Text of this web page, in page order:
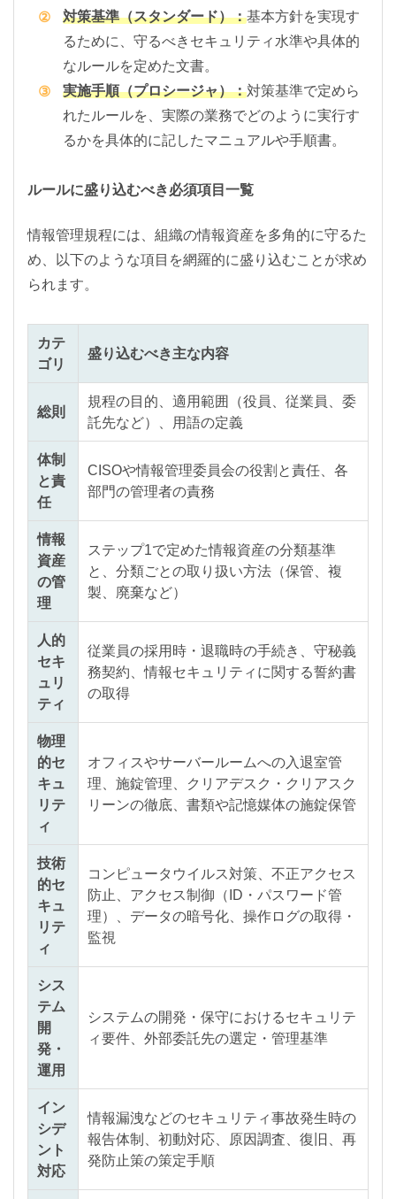
対策基準（スタンダード）：基本方針を実現す
るために、守るべきセキュリティ水準や具体的
なルールを定めた文書。
実施手順（プロシージャ）：対策基準で定めら
れたルールを、実際の業務でどのように実行す
るかを具体的に記したマニュアルや手順書。
ルールに盛り込むべき必須項目一覧
情報管理規程には、組織の情報資産を多角的に守るた
め、以下のような項目を網羅的に盛り込むことが求め
られます。
カテ
ゴリ
盛り込むべき主な内容
総則
規程の目的、適用範囲（役員、従業員、委
託先など）、用語の定義
体制
と責
任
CISOや情報管理委員会の役割と責任、各
部門の管理者の責務
情報
資産
の管
理
ステップ1で定めた情報資産の分類基準
と、分類ごとの取り扱い方法（保管、複
製、廃棄など）
人的
セキ
ュリ
ティ
従業員の採用時・退職時の手続き、守秘義
務契約、情報セキュリティに関する誓約書
の取得
物理
的セ
キュ
リテ
ィ
オフィスやサーバールームへの入退室管
理、施錠管理、クリアデスク・クリアスク
リーンの徹底、書類や記憶媒体の施錠保管
技術
的セ
キュ
リテ
ィ
コンピュータウイルス対策、不正アクセス
防止、アクセス制御（ID・パスワード管
理）、データの暗号化、操作ログの取得・
監視
シス
テム
開
発・
運用
システムの開発・保守におけるセキュリテ
ィ要件、外部委託先の選定・管理基準
イン
シデ
ント
対応
情報漏洩などのセキュリティ事故発生時の
報告体制、初動対応、原因調査、復旧、再
発防止策の策定手順